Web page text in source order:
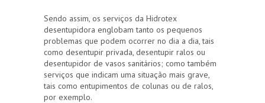
Sendo assim, os serviços da Hidrotex
desentupidora englobam tanto os pequenos
problemas que podem ocorrer no dia a dia, tais
como desentupir privada, desentupir ralos ou
desentupidor de vasos sanitários; como também
serviços que indicam uma situação mais grave,
tais como entupimentos de colunas ou de ralos,
por exemplo.